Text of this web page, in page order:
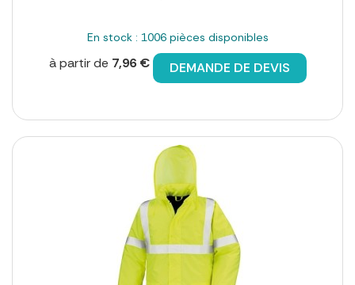
En stock : 1006 pièces disponibles
à partir de 7,96 € DEMANDE DE DEVIS